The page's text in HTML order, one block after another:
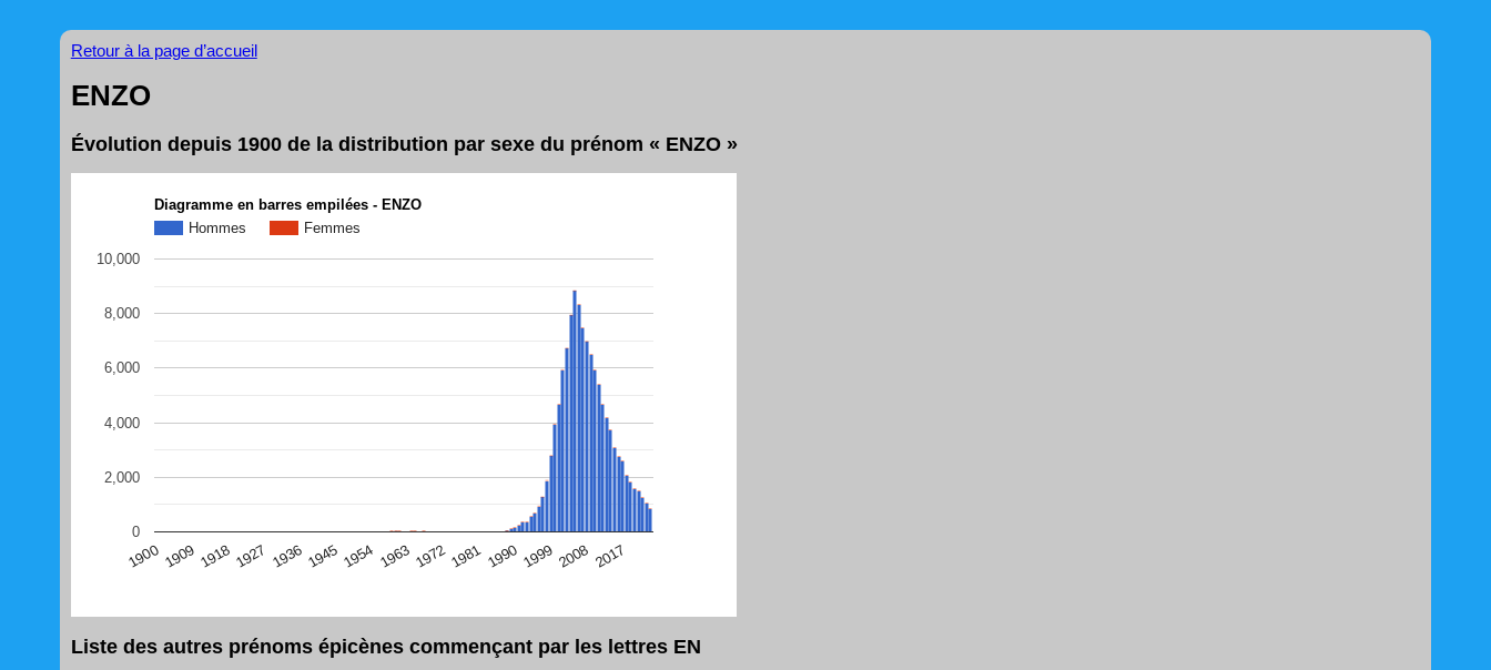
Retour à la page d’accueil
ENZO
Évolution depuis 1900 de la distribution par sexe du prénom « ENZO »
Diagramme en barres empilées - ENZO
Hommes
Femmes
1900 1909 1918 1927 1936 1945 1954 1963 19721981 1990 1999 2008 2017
0
2,000
4,000
6,000
8,000
10,000
(Graphique Google Charts, non compatible avec le navigateur Safari en ce moment)
Liste des autres prénoms épicènes commençant par les lettres EN